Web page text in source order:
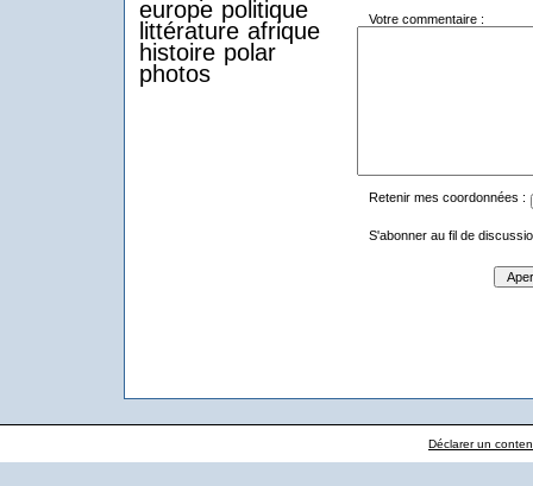
europe politique
littérature afrique
histoire polar
photos
Votre commentaire :
Retenir mes coordonnées :
S'abonner au fil de
Déclarer un